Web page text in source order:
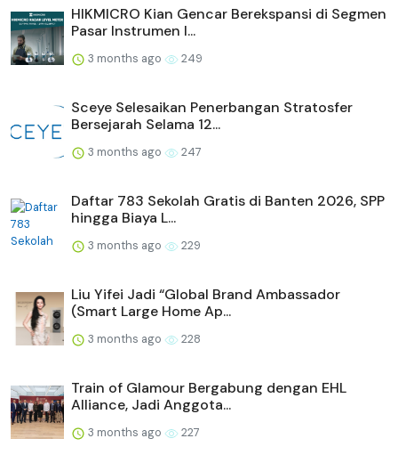
HIKMICRO Kian Gencar Berekspansi di Segmen
Pasar Instrumen I...
3 months ago 249
Sceye Selesaikan Penerbangan Stratosfer
Bersejarah Selama 12...
3 months ago 247
Daftar 783 Sekolah Gratis di Banten 2026, SPP
hingga Biaya L...
3 months ago 229
Liu Yifei Jadi “Global Brand Ambassador
(Smart Large Home Ap...
3 months ago 228
Train of Glamour Bergabung dengan EHL
Alliance, Jadi Anggota...
3 months ago 227